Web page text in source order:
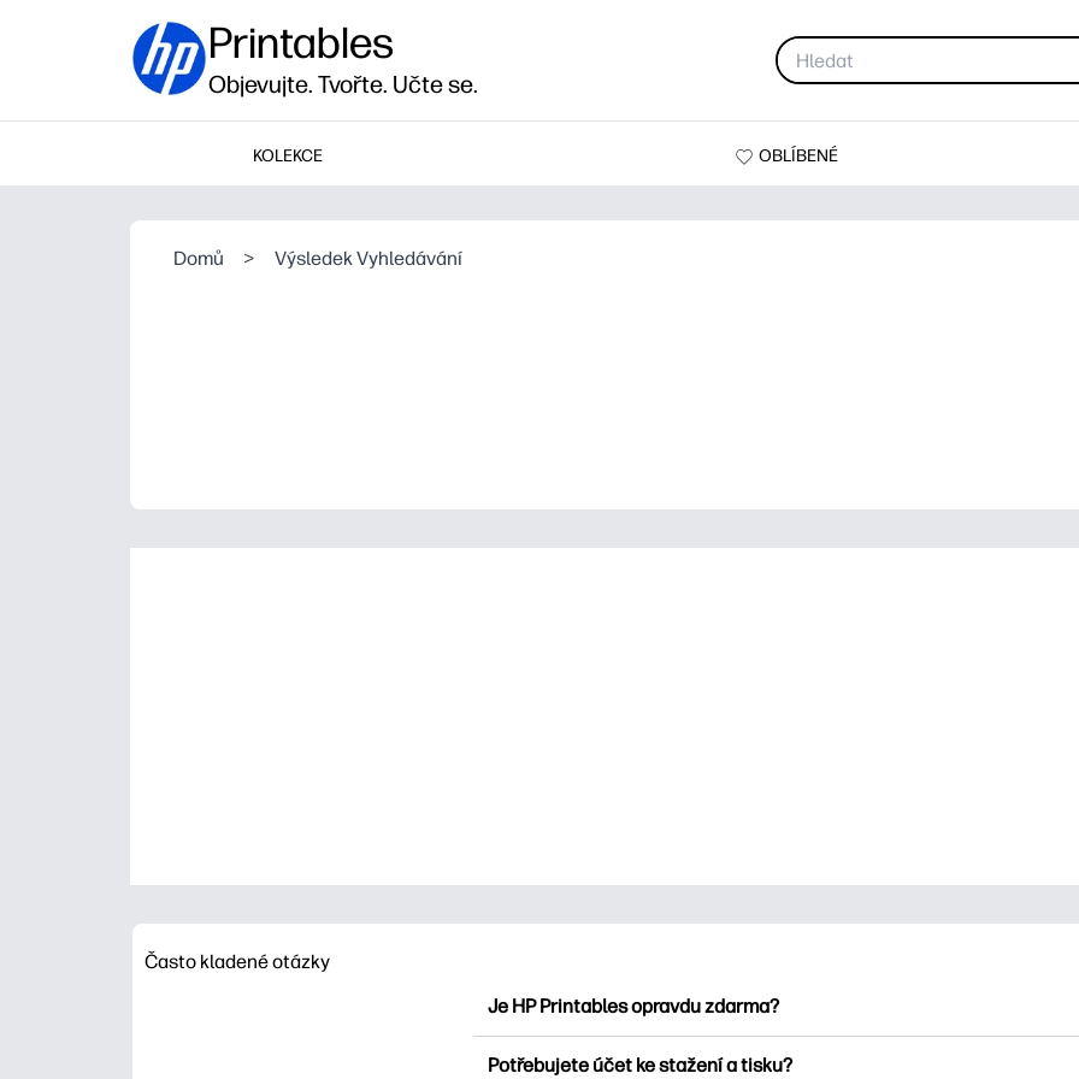
Printables
Objevujte. Tvořte. Učte se.
KOLEKCE OBLÍBENÉ
Domů > Výsledek Vyhledávání
Často kladené otázky
Je HP Printables opravdu zdarma?
Potřebujete účet ke stažení a tisku?